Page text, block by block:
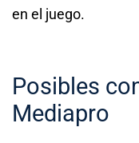
en el juego.
Posibles
Mediapro